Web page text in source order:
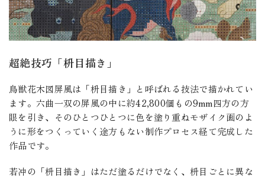
超絶技巧「枡目描き」
鳥獣花木図屏風は「枡目描き」と呼ばれる技法で描かれてい
ます。六曲一双の屏風の中に約42,800個もの9mm四方の方
眼を引き、そのひとつひとつに色を塗り重ねモザイク画のよ
うに形をつくっていく途方もない制作プロセス経て完成した
作品です。
若冲の「枡目描き」はただ塗るだけでなく、枡目ごとに異な